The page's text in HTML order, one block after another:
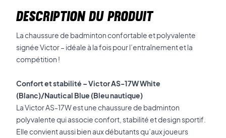
DESCRIPTION DU PRODUIT
La chaussure de badminton confortable et polyvalente
signée Victor – idéale à la fois pour l’entraînement et la
compétition !
Confort et stabilité – Victor AS-17W White
(Blanc)/Nautical Blue (Bleu nautique)
La Victor AS-17W est une chaussure de badminton
polyvalente qui associe confort, stabilité et design sportif.
Elle convient aussi bien aux débutants qu’aux joueurs